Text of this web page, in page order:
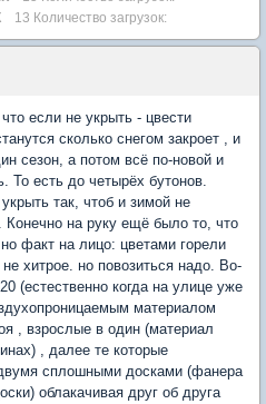
13 Количество загрузок:
если не укрыть - цвести
сколько снегом закроет , и
сезон, а потом всё по-новой и
То есть до четырёх бутонов.
так, чтоб и зимой не
на руку ещё было то, что
факт на лицо: цветами горели
хитрое. но повозиться надо. Во-
(естественно когда на улице уже
материалом
, взрослые в один (материал
, далее те которые
сплошными досками (фанера
облакачивая друг об друга